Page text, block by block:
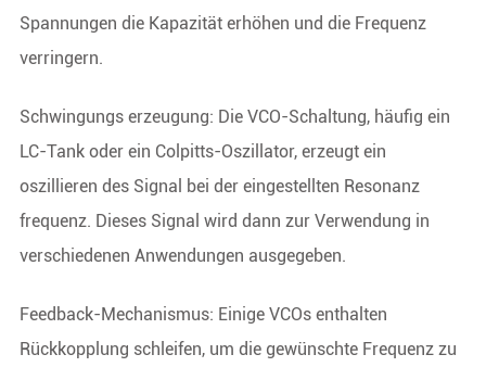
Spannungen die Kapazität erhöhen und die Frequenz
verringern.
Schwingungs erzeugung: Die VCO-Schaltung, häufig ein
LC-Tank oder ein Colpitts-Oszillator, erzeugt ein
oszillieren des Signal bei der eingestellten Resonanz
frequenz. Dieses Signal wird dann zur Verwendung in
verschiedenen Anwendungen ausgegeben.
Feedback-Mechanismus: Einige VCOs enthalten
Rückkopplung schleifen, um die gewünschte Frequenz zu